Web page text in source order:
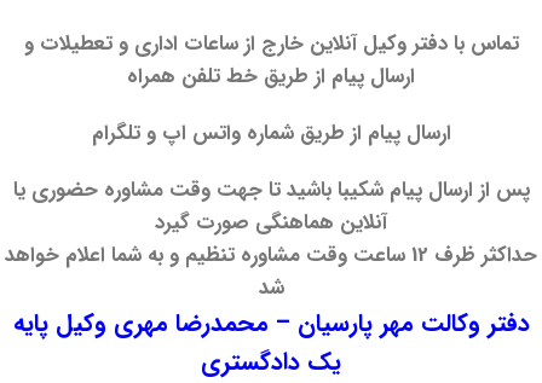
تماس با دفتر وکیل آنلاین خارج از ساعات اداری و تعطیلات و
ارسال پیام از طریق خط تلفن همراه
ارسال پیام از طریق شماره واتس اپ و تلگرام
پس از ارسال پیام شکیبا باشید تا جهت وقت مشاوره حضوری یا
آنلاین هماهنگی صورت گیرد
حداکثر ظرف 12 ساعت وقت مشاوره تنظیم و به شما اعلام خواهد
شد
دفتر وکالت مهر پارسیان – محمدرضا مهری وکیل پایه
یک دادگستری